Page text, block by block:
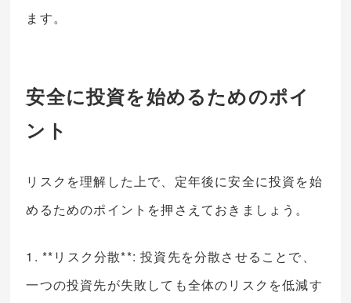
ます。
安全に投資を始めるためのポイ
ント
リスクを理解した上で、定年後に安全に投資を始
めるためのポイントを押さえておきましょう。
1. **リスク分散**: 投資先を分散させることで、
一つの投資先が失敗しても全体のリスクを低減す